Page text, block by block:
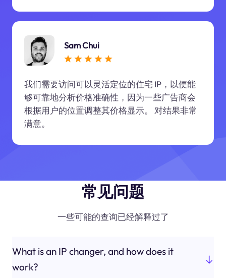
Sam Chui
我们需要访问可以灵活定位的住宅 IP，以便能
够可靠地分析价格准确性，因为一些广告商会
根据用户的位置调整其价格显示。 对结果非常
满意。
常见问题
一些可能的查询已经解释过了
What is an IP changer, and how does it
work?